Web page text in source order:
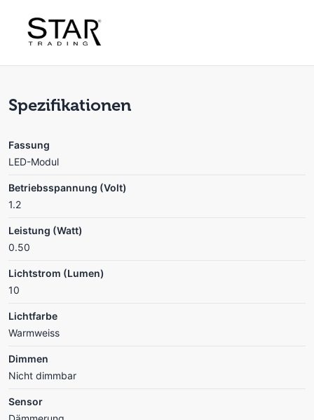
Spezifikationen
Fassung
LED-Modul
Betriebsspannung (Volt)
1.2
Leistung (Watt)
0.50
Lichtstrom (Lumen)
10
Lichtfarbe
Warmweiss
Dimmen
Nicht dimmbar
Sensor